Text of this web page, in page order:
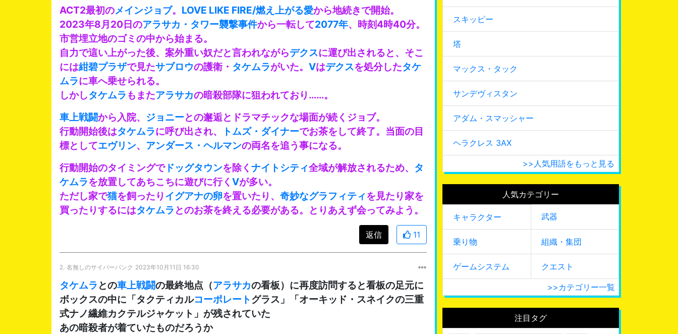
ACT2最初のメインジョブ。 LOVE LIKE FIRE/燃え上がる愛から地続きで開始。
2023年8月20日のアラサカ・タワー襲撃事件から一転して2077年、時刻4時40分。
市営埋立地のゴミの中から始まる。
自力で這い上がった後、案外重い奴だと言われながらデクスに運び出されると、そこ
には紺碧プラザで見たサブロウの護衛・ タケムラがいた。 Vはデクスを処分したタケ
ムラに車へ乗せられる。
しかしタケムラ もまたアラサカの暗殺部隊に狙われており……。
車上戦闘から入院、 ジョニーとの邂逅とドラマチックな場面が続くジョブ。
行動開始後はタケムラに呼び出され、 トムズ・ダイナーでお茶をして終了。当面の目
標としてエヴリン、 アンダース・ヘルマンの両名を追う事になる。
行動開始のタイミングでドッグタウンを除く ナイトシティ全域が解放されるため、 タ
ケムラを放置してあちこちに遊びに行く Vが多い。
ただし家で猫を飼ったり イグアナの卵を置いたり、 奇妙なグラフィティ を見たり家を
買ったりするにはタケムラ とのお茶を終える必要がある。とりあえず会ってみよう。
返信 11
2. 名無しのサイバーパンク 2023年10月11日 16:30
タケムラ との車上戦闘の最終地点（アラサカの看板）に再度訪問すると看板の足元に
ボックスの中に「タクティカルコーポレートグラス」「オーキッド・スネイクの三重
式ナノ繊維カクテルジャケット」が残されていた
あの暗殺者が着ていたものだろうか
スキッピー
塔
マックス・タック
サンデヴィスタン
アダム・スマッシャー
ヘラクレス 3AX
>>人気用語をもっと見る
人気カテゴリー
キャラクター 武器
乗り物 組織・集団
ゲームシステム クエスト
>>カテゴリー一覧
注目タグ